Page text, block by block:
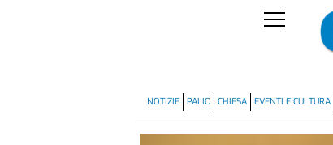
NOTIZIE PALIO CHIESA EVENTI E CULTURA